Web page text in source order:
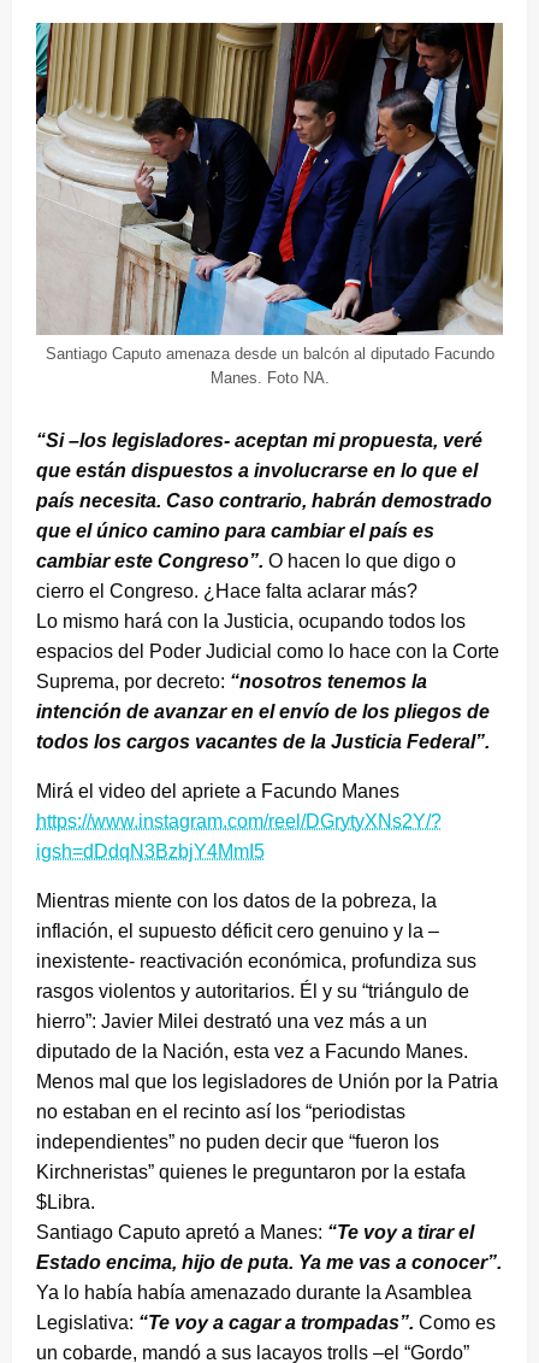
Santiago Caputo amenaza desde un balcón al diputado Facundo
Manes. Foto NA.
“Si –los legisladores- aceptan mi propuesta, veré
que están dispuestos a involucrarse en lo que el
país necesita. Caso contrario, habrán demostrado
que el único camino para cambiar el país es
cambiar este Congreso”. O hacen lo que digo o
cierro el Congreso. ¿Hace falta aclarar más?
Lo mismo hará con la Justicia, ocupando todos los
espacios del Poder Judicial como lo hace con la Corte
Suprema, por decreto: “nosotros tenemos la
intención de avanzar en el envío de los pliegos de
todos los cargos vacantes de la Justicia Federal”.
Mirá el video del apriete a Facundo Manes
https://www.instagram.com/reel/DGrytyXNs2Y/?
igsh=dDdqN3BzbjY4MmI5
Mientras miente con los datos de la pobreza, la
inflación, el supuesto déficit cero genuino y la –
inexistente- reactivación económica, profundiza sus
rasgos violentos y autoritarios. Él y su “triángulo de
hierro”: Javier Milei destrató una vez más a un
diputado de la Nación, esta vez a Facundo Manes.
Menos mal que los legisladores de Unión por la Patria
no estaban en el recinto así los “periodistas
independientes” no puden decir que “fueron los
Kirchneristas” quienes le preguntaron por la estafa
$Libra.
Santiago Caputo apretó a Manes: “Te voy a tirar el
Estado encima, hijo de puta. Ya me vas a conocer”.
Ya lo había había amenazado durante la Asamblea
Legislativa: “Te voy a cagar a trompadas”. Como es
un cobarde, mandó a sus lacayos trolls –el “Gordo”